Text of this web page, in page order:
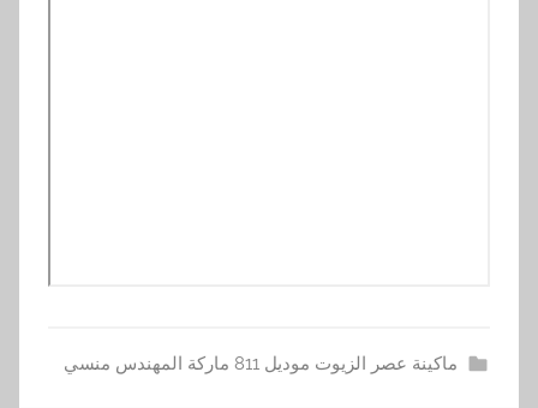
ماكينة عصر الزيوت موديل 811 ماركة المهندس منسي